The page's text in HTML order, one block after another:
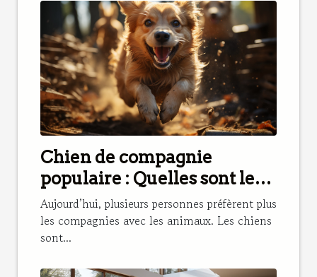
Chien de compagnie
populaire : Quelles sont les
meilleures races à choisir ?
Aujourd’hui, plusieurs personnes préfèrent plus
les compagnies avec les animaux. Les chiens
sont...